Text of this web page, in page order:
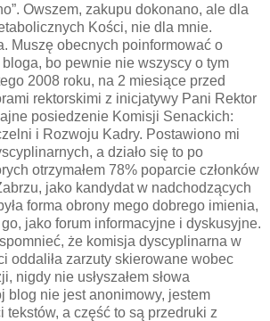
Owszem, zakupu dokonano, ale dla
Kości, nie dla mnie.
Muszę obecnych poinformować o
bo pewnie nie wszyscy o tym
2008 roku, na 2 miesiące przed
rektorskimi z inicjatywy Pani Rektor
posiedzenie Komisji Senackich:
i Rozwoju Kadry. Postawiono mi
a działo się to po
otrzymałem 78% poparcie członków
jako kandydat w nadchodzących
forma obrony mego dobrego imienia,
jako forum informacyjne i dyskusyjne.
że komisja dyscyplinarna w
oddaliła zarzuty skierowane wobec
nigdy nie usłyszałem słowa
blog nie jest anonimowy, jestem
tekstów, a część to są przedruki z